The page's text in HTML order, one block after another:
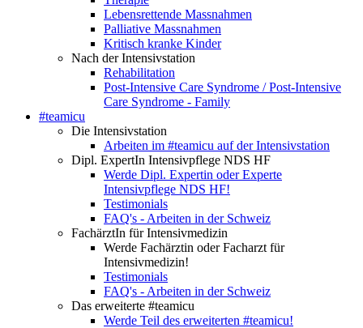
Lebensrettende Massnahmen
Palliative Massnahmen
Kritisch kranke Kinder
Nach der Intensivstation
Rehabilitation
Post-Intensive Care Syndrome / Post-Intensive
Care Syndrome - Family
#teamicu
Die Intensivstation
Arbeiten im #teamicu auf der Intensivstation
Dipl. ExpertIn Intensivpflege NDS HF
Werde Dipl. Expertin oder Experte
Intensivpflege NDS HF!
Testimonials
FAQ's - Arbeiten in der Schweiz
FachärztIn für Intensivmedizin
Werde Fachärztin oder Facharzt für
Intensivmedizin!
Testimonials
FAQ's - Arbeiten in der Schweiz
Das erweiterte #teamicu
Werde Teil des erweiterten #teamicu!